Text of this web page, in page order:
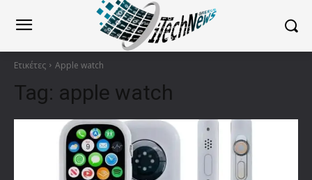
Ετικέτες Apple watch
Tag: apple watch